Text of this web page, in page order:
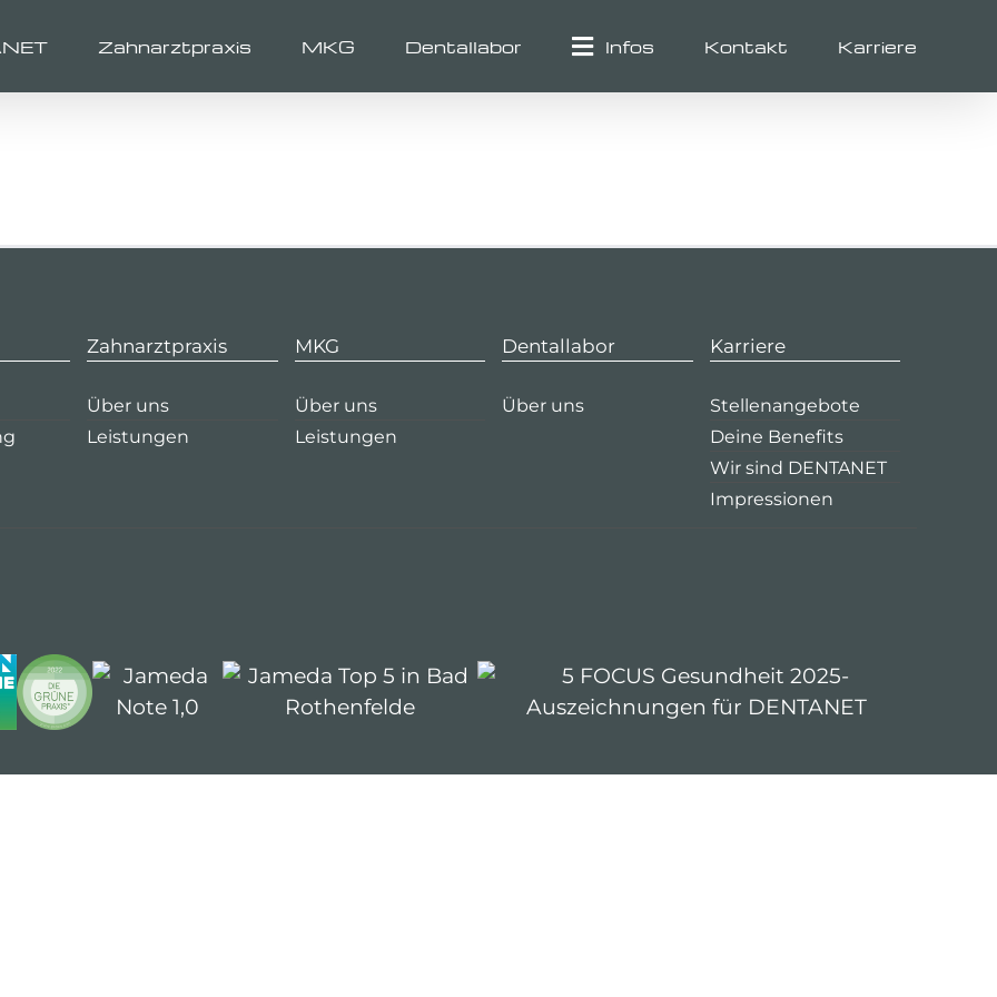
Zahnarztpraxis MKG Dentallabor Infos Kontakt Karriere
Zahnarztpraxis
Über uns
Leistungen
MKG
Über uns
Leistungen
Dentallabor
Über uns
Karriere
Stellenangebote
Deine Benefits
Wir sind DENTANET
Impressionen